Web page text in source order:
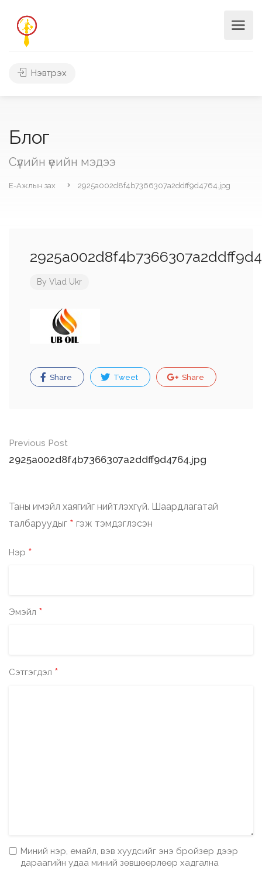
Нэвтрэх
Блог
Сүүлийн үеийн мэдээ
Е-Ажлын зах 2925a002d8f4b7366307a2ddff9d4764.jpg
By Vlad Ukr
Share Tweet Share
Post
navigation
Previous Post
2925a002d8f4b7366307a2ddff9d4764.jpg
Таны имэйл хаягийг нийтлэхгүй. Шаардлагатай
талбаруудыг * гэж тэмдэглэсэн
Нэр *
Эмэйл *
Сэтгэгдэл *
Миний нэр, емайл, вэв хуудсийг энэ бройзер дээр
дараагийн удаа миний зөвшөөрлөөр хадгална